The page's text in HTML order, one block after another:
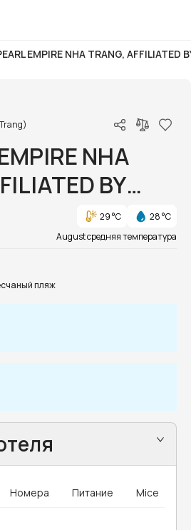
EMPIRE NHA TRANG, AFFILIATED
NHA
BY
29 °C
28 °C
August средняя температура
пляж
Номера Питание Mice